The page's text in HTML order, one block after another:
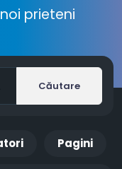
prieteni
Căutare
Pagini